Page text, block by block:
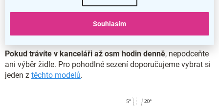
Souhlasím
změnit jeho výšku až o 10 mm a přizpůsobit si jej k vlastní
postavě. Nastavitelné nožky vám také pomohou vypořádat
se s nerovnostmi podlahy.
Pokud trávíte v kanceláři až osm hodin denně, nepodceňte
ani výběr židle. Pro pohodlné sezení doporučujeme vybrat si
jeden z těchto modelů.